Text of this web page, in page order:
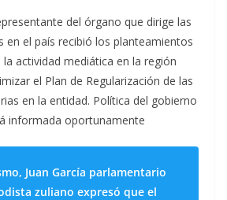
del órgano que dirige las
en el país recibió los planteamientos
actividad mediática en la región
el Plan de Regularización de las
en la entidad. Política del gobierno
informada oportunamente
Juan García parlamentario
zuliano expresó que el